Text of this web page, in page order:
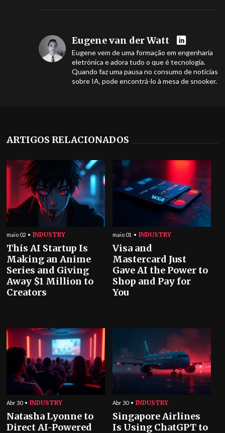
Eugene van der Watt
Eugene vem de uma formação em engenharia
eletrónica e adora tudo o que é tecnologia.
Quando faz uma pausa no consumo de notícias
sobre IA, pode encontrá-lo à mesa de snooker.
ARTIGOS RELACIONADOS
maio 02 INDUSTRY
This AI Startup Is
Making an Anime
Series and Giving
Away $1 Million to
Creators
maio 01 INDUSTRY
Visa and
Mastercard Just
Gave AI the Power to
Shop and Pay for
You
Abr 30 INDUSTRY
Natasha Lyonne to
Direct AI-Powered
Abr 30 INDUSTRY
Singapore Airlines
Is Using ChatGPT to